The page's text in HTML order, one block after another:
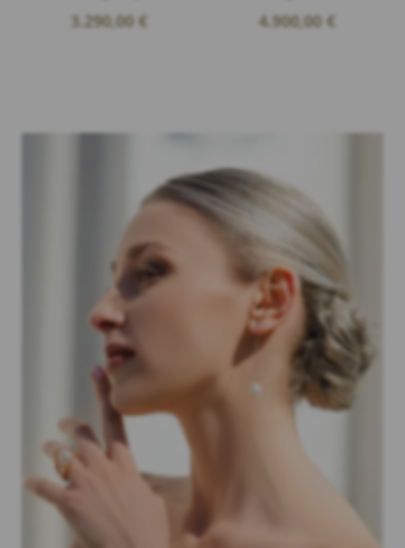
3.290,00 € 4.900,00 €